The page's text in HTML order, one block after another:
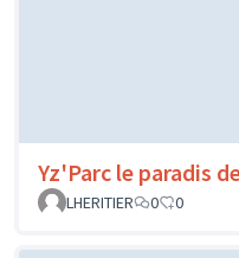
Yz'Parc le paradis
LHERITIER
0 0